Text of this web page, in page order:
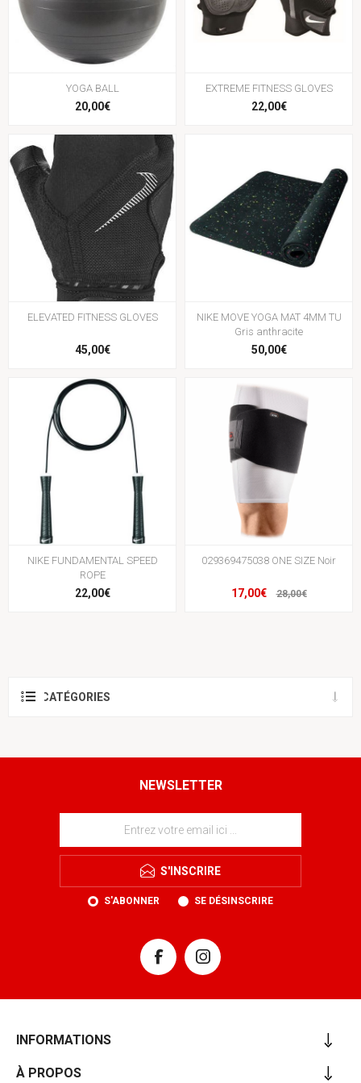
YOGA BALL
20,00€
EXTREME FITNESS GLOVES
22,00€
ELEVATED FITNESS GLOVES
45,00€
NIKE MOVE YOGA MAT 4MM TU
Gris anthracite
50,00€
NIKE FUNDAMENTAL SPEED
ROPE
22,00€
029369475038 ONE SIZE Noir
17,00€ 28,00€
CATÉGORIES
NEWSLETTER
S'INSCRIRE
S'ABONNER SE DÉSINSCRIRE
INFORMATIONS
À PROPOS